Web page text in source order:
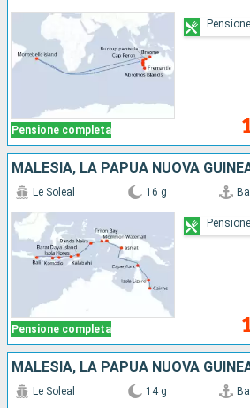
Pensione completa
Pensione completa
Le Soleal 16 g
Le Soleal 14 g